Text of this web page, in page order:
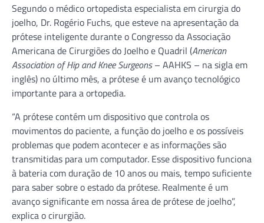
Segundo o médico ortopedista especialista em cirurgia do
joelho, Dr. Rogério Fuchs, que esteve na apresentação da
prótese inteligente durante o Congresso da Associação
Americana de Cirurgiões do Joelho e Quadril (American
Association of Hip and Knee Surgeons– AAHKS – na sigla em
inglês) no último mês, a prótese é um avanço tecnológico
importante para a ortopedia.
“A prótese contém um dispositivo que controla os
movimentos do paciente, a função do joelho e os possíveis
problemas que podem acontecer e as informações são
transmitidas para um computador. Esse dispositivo funciona
à bateria com duração de 10 anos ou mais, tempo suficiente
para saber sobre o estado da prótese. Realmente é um
avanço significante em nossa área de prótese de joelho”,
explica o cirurgião.